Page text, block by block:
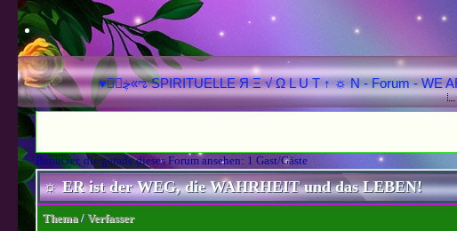
Benutzer, die gerade dieses Forum ansehen: 1 Gast/Gäste
☼ ER ist der WEG, die WAHRHEIT und das LEBEN!
Thema /Verfasser